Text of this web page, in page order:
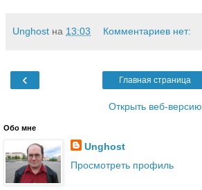
Unghost на 13:03 Комментариев нет:
‹ Главная страница
Открыть веб-версию
Обо мне
Unghost
Просмотреть профиль